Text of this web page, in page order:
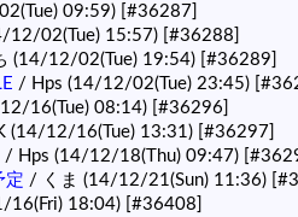
09:59) [#36287]
12/02(Tue) 15:57) [#36288]
(14/12/02(Tue) 19:54) [#36289]
/ Hps (14/12/02(Tue) 23:45)
16(Tue) 08:14) [#36296]
(14/12/16(Tue) 13:31) [#36297]
/ Hps (14/12/18(Thu) 09:47)
定 / くま (14/12/21(Sun) 11:36)
16(Fri) 18:04) [#36408]